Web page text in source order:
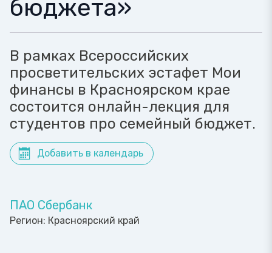
бюджета»
В рамках Всероссийских
просветительских эстафет Мои
финансы в Красноярском крае
состоится онлайн-лекция для
студентов про семейный бюджет.
Добавить в календарь
ПАО Сбербанк
Регион: Красноярский край